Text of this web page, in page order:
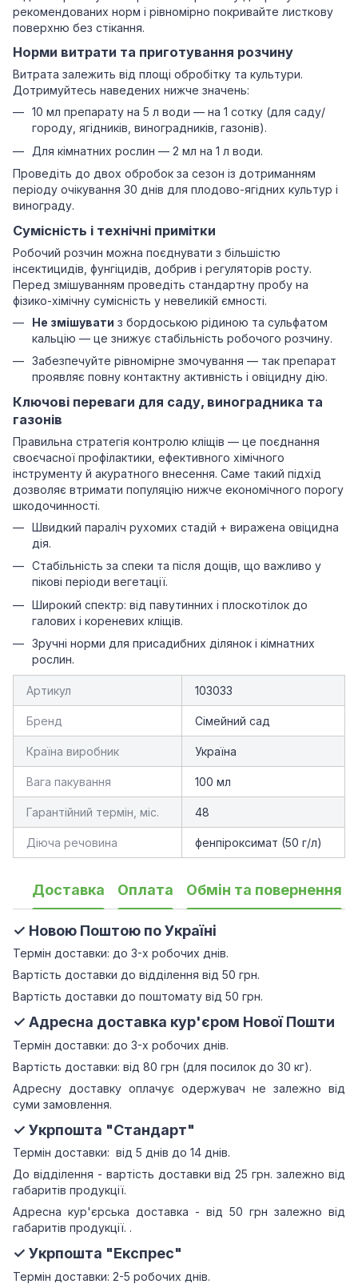
рекомендованих норм і рівномірно покривайте листкову
поверхню без стікання.
Норми витрати та приготування розчину
Витрата залежить від площі обробітку та культури.
Дотримуйтесь наведених нижче значень:
10 мл препарату на 5 л води — на 1 сотку (для саду/
городу, ягідників, виноградників, газонів).
Для кімнатних рослин — 2 мл на 1 л води.
Проведіть до двох обробок за сезон із дотриманням
періоду очікування 30 днів для плодово-ягідних культур і
винограду.
Сумісність і технічні примітки
Робочий розчин можна поєднувати з більшістю
інсектицидів, фунгіцидів, добрив і регуляторів росту.
Перед змішуванням проведіть стандартну пробу на
фізико-хімічну сумісність у невеликій ємності.
Не змішувати з бордоською рідиною та сульфатом
кальцію — це знижує стабільність робочого розчину.
Забезпечуйте рівномірне змочування — так препарат
проявляє повну контактну активність і овіцидну дію.
Ключові переваги для саду, виноградника та
газонів
Правильна стратегія контролю кліщів — це поєднання
своєчасної профілактики, ефективного хімічного
інструменту й акуратного внесення. Саме такий підхід
дозволяє втримати популяцію нижче економічного порогу
шкодочинності.
Швидкий параліч рухомих стадій + виражена овіцидна
дія.
Стабільність за спеки та після дощів, що важливо у
пікові періоди вегетації.
Широкий спектр: від павутинних і плоскотілок до
галових і кореневих кліщів.
Зручні норми для присадибних ділянок і кімнатних
рослин.
Артикул 103033
Бренд Сімейний сад
Країна виробник Україна
Вага пакування 100 мл
Гарантійний термін, міс. 48
Діюча речовина фенпіроксимат (50 г/л)
Доставка Оплата Обмін та повернення
✓ Новою Поштою по Україні
Термін доставки: до 3-х робочих днів.
Вартість доставки до відділення від 50 грн.
Вартість доставки до поштомату від 50 грн.
✓ Адресна доставка кур'єром Нової Пошти
Термін доставки: до 3-х робочих днів.
Вартість доставки: від 80 грн (для посилок до 30 кг).
Адресну доставку оплачує одержувач не залежно від
суми замовлення.
✓ Укрпошта "Стандарт"
Термін доставки: від 5 днів до 14 днів.
До відділення - вартість доставки від 25 грн.залежно від
габаритів продукції.
Адресна кур'єрська доставка - від 50 грн залежно від
габаритів продукції. .
✓ Укрпошта "Експрес"
Термін доставки: 2-5 робочих днів.